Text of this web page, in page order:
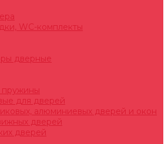
WC-комплекты
дверные
для дверей
алюминиевых дверей и окон
дверей
дверей